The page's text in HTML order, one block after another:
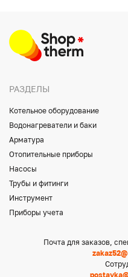
РАЗДЕЛЫ
Котельное оборудование
Водонагреватели и баки
Арматура
Отопительные приборы
Насосы
Трубы и фитинги
Инструмент
Приборы учета
Почта для заказов,